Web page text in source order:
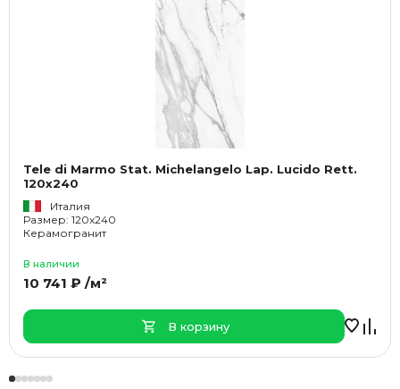
Tele di Marmo Stat. Michelangelo Lap. Lucido Rett.
120x240
Италия
Размер: 120x240
Керамогранит
В наличии
10 741 ₽ /м²
В корзину